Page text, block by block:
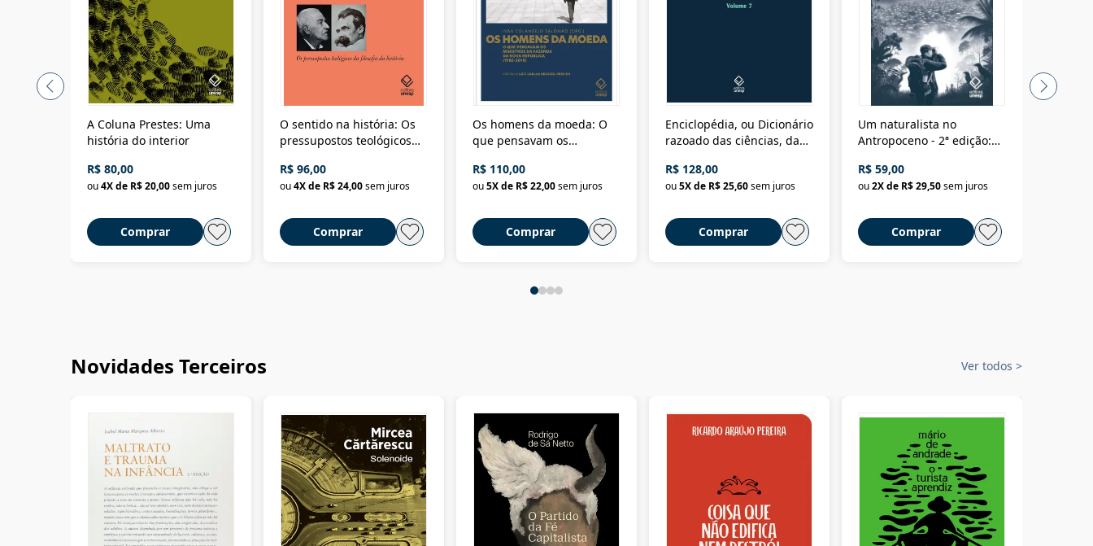
A Coluna Prestes: Uma
história do interior
R$ 80,00
ou4X de R$ 20,00sem juros
Comprar
O sentido na história: Os
pressupostos teológicos
R$ 96,00
ou4X de R$ 24,00sem juros
Comprar
Os homens da moeda: O
que pensavam os
Nova República (1985-
2018)
R$ 110,00
ou5X de R$ 22,00sem juros
Comprar
Enciclopédia, ou Dicionário
razoado das ciências, das
Civilização material
R$ 128,00
ou5X de R$ 25,60sem juros
Comprar
Um naturalista no
Antropoceno - 2ª edição:
selvagem
R$ 59,00
ou2X de R$ 29,50sem juros
Comprar
Novidades Terceiros Ver todos >